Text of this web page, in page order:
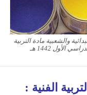
والشعبية مادة التربية
الأول 1442 هـ
الفنية :